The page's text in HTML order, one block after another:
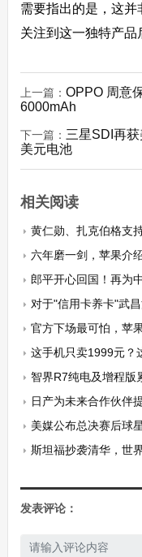
需要指出的是，这
关注到这一独特产品
上一篇： OPPO 周意
6000mAh
下一篇： 三星SDI再
美元电池
相关阅读
黄仁勋、扎克伯格支
六年磨一剑，苹果介
郎平开心回国！再为
对于"信用卡养卡"武昌汉
官方下场最可怕，苹果
这手机只卖1999元？
智界R7纯电及增程版
日产为未来合作伙伴提
美媒公布总决赛后球星排
斯坦福抄袭清华，世
发表评论：